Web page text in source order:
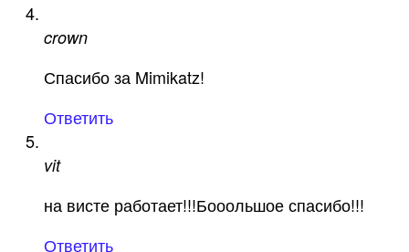
crown
Спасибо за Mimikatz!
Ответить
vit
на висте работает!!!Бооольшое спасибо!!!
Ответить